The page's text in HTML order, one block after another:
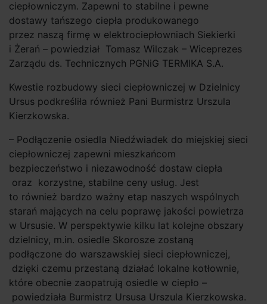
ciepłowniczym. Zapewni to stabilne i pewne
dostawy tańszego ciepła produkowanego
przez naszą firmę w elektrociepłowniach Siekierki
i Żerań – powiedział Tomasz Wilczak – Wiceprezes
Zarządu ds. Technicznych PGNiG TERMIKA S.A.
Kwestie rozbudowy sieci ciepłowniczej w Dzielnicy
Ursus podkreśliła również Pani Burmistrz Urszula
Kierzkowska.
– Podłączenie osiedla Niedźwiadek do miejskiej sieci
ciepłowniczej zapewni mieszkańcom
bezpieczeństwo i niezawodność dostaw ciepła
oraz korzystne, stabilne ceny usług. Jest
to również bardzo ważny etap naszych wspólnych
starań mających na celu poprawę jakości powietrza
w Ursusie. W perspektywie kilku lat kolejne obszary
dzielnicy, m.in. osiedle Skorosze zostaną
podłączone do warszawskiej sieci ciepłowniczej,
dzięki czemu przestaną działać lokalne kotłownie,
które obecnie zaopatrują osiedle w ciepło –
powiedziała Burmistrz Ursusa Urszula Kierzkowska.